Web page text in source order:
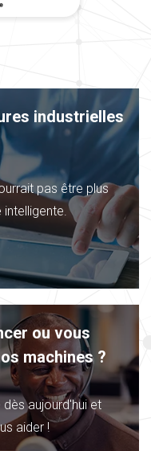
industrielles
pas être plus
ou vous
machines ?
dès aujourd'huiet
aider !